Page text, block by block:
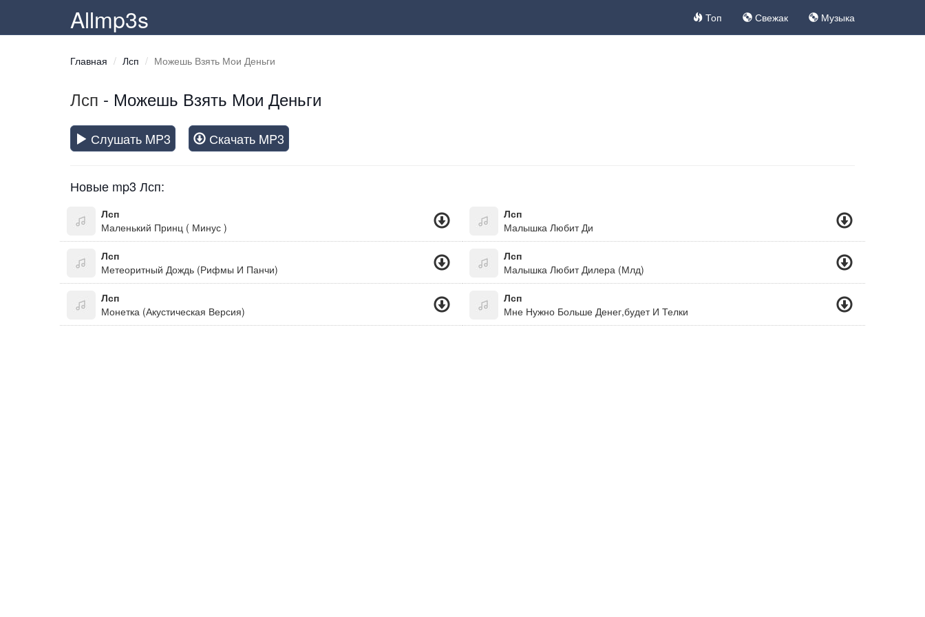
Allmp3s Топ Свежак Музыка
Главная Лсп Можешь Взять Мои Деньги
Лсп - Можешь Взять Мои Деньги
Слушать MP3 Скачать MP3
Новые mp3 Лсп:
Лсп
Маленький Принц ( Минус )
Лсп
Малышка Любит Ди
Лсп
Метеоритный Дождь (Рифмы И Панчи)
Лсп
Малышка Любит Дилера (Млд)
Лсп
Монетка (Акустическая Версия)
Лсп
Мне Нужно Больше Денег,будет И Телки